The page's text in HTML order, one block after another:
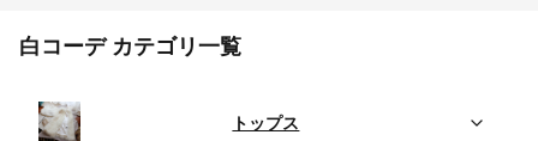
白コーデ カテゴリ一覧
トップス